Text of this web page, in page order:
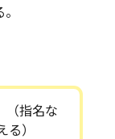
（指名な
）